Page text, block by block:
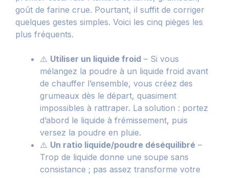
goût de farine crue. Pourtant, il suffit de corriger
quelques gestes simples. Voici les cinq pièges les
plus fréquents.
⚠️ Utiliser un liquide froid – Si vous
mélangez la poudre à un liquide froid avant
de chauffer l’ensemble, vous créez des
grumeaux dès le départ, quasiment
impossibles à rattraper. La solution : portez
d’abord le liquide à frémissement, puis
versez la poudre en pluie.
⚠️ Un ratio liquide/poudre déséquilibré –
Trop de liquide donne une soupe sans
consistance ; pas assez transforme votre